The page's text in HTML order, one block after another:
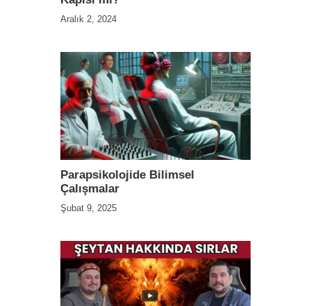
Aralık 2, 2024
Parapsikolojide Bilimsel
Çalışmalar
Şubat 9, 2025